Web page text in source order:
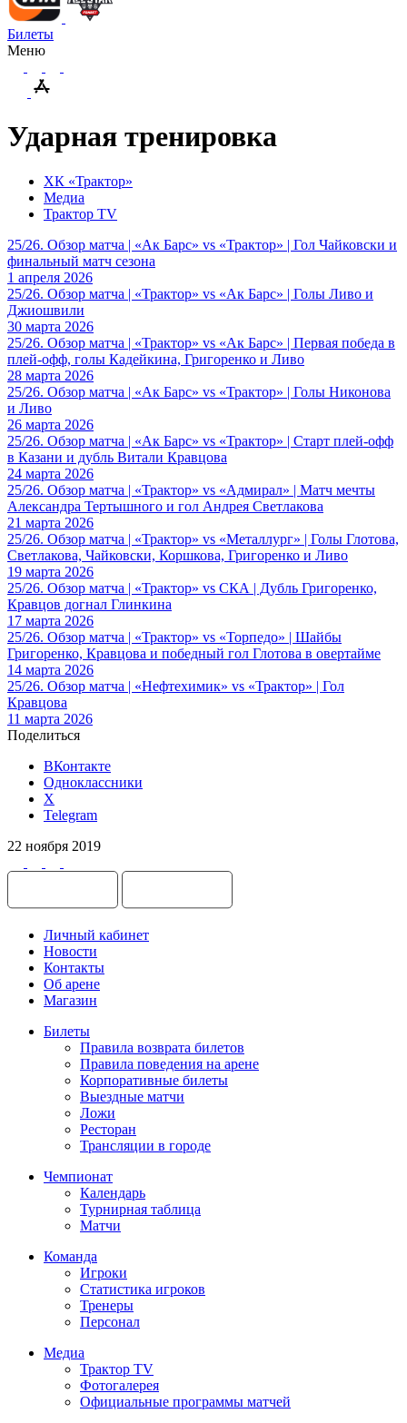
Билеты
Меню
Ударная тренировка
ХК «Трактор»
Медиа
Трактор TV
25/26. Обзор матча | «Ак Барс» vs «Трактор» | Гол Чайковски и
финальный матч сезона
1 апреля 2026
25/26. Обзор матча | «Трактор» vs «Ак Барс» | Голы Ливо и
Джиошвили
30 марта 2026
25/26. Обзор матча | «Трактор» vs «Ак Барс» | Первая победа в
плей-офф, голы Кадейкина, Григоренко и Ливо
28 марта 2026
25/26. Обзор матча | «Ак Барс» vs «Трактор» | Голы Никонова
и Ливо
26 марта 2026
25/26. Обзор матча | «Ак Барс» vs «Трактор» | Старт плей-офф
в Казани и дубль Витали Кравцова
24 марта 2026
25/26. Обзор матча | «Трактор» vs «Адмирал» | Матч мечты
Александра Тертышного и гол Андрея Светлакова
21 марта 2026
25/26. Обзор матча | «Трактор» vs «Металлург» | Голы Глотова,
Светлакова, Чайковски, Коршкова, Григоренко и Ливо
19 марта 2026
25/26. Обзор матча | «Трактор» vs СКА | Дубль Григоренко,
Кравцов догнал Глинкина
17 марта 2026
25/26. Обзор матча | «Трактор» vs «Торпедо» | Шайбы
Григоренко, Кравцова и победный гол Глотова в овертайме
14 марта 2026
25/26. Обзор матча | «Нефтехимик» vs «Трактор» | Гол
Кравцова
11 марта 2026
Поделиться
ВКонтакте
Одноклассники
X
Telegram
22 ноября 2019
Личный кабинет
Новости
Контакты
Об арене
Магазин
Билеты
Правила возврата билетов
Правила поведения на арене
Корпоративные билеты
Выездные матчи
Ложи
Ресторан
Трансляции в городе
Чемпионат
Календарь
Турнирная таблица
Матчи
Команда
Игроки
Статистика игроков
Тренеры
Персонал
Медиа
Трактор TV
Фотогалерея
Официальные программы матчей